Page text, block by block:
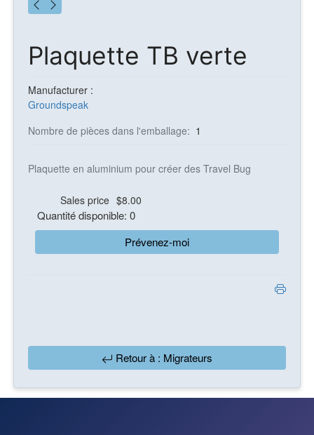
Plaquette TB verte
Manufacturer :
Groundspeak
Nombre de pièces dans l'emballage: 1
Plaquette en aluminium pour créer des Travel Bug
Sales price $8.00
Quantité disponible: 0
Prévenez-moi
Retour à : Migrateurs